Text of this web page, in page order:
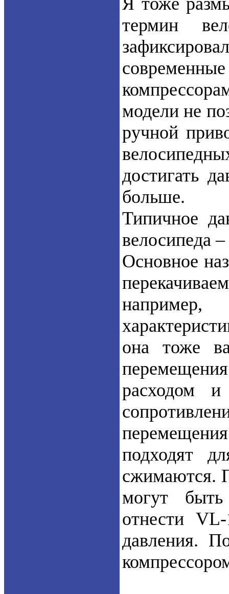
термин
модели не
ручной
достигать
больше.
Типичное
велосипеда
Основное
например,
она тоже
расходом и
подходят
сжимаются.
могут
отнести
давления.